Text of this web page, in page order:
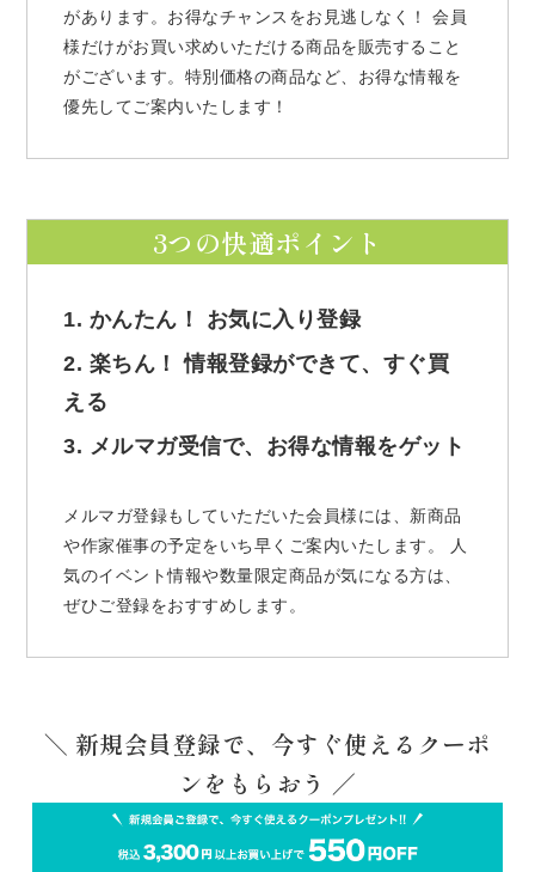
があります。お得なチャンスをお見逃しなく！ 会員
様だけがお買い求めいただける商品を販売すること
がございます。特別価格の商品など、お得な情報を
優先してご案内いたします！
3つの快適ポイント
1. かんたん！ お気に入り登録
2. 楽ちん！ 情報登録ができて、すぐ買
える
3. メルマガ受信で、お得な情報をゲット
メルマガ登録もしていただいた会員様には、新商品
や作家催事の予定をいち早くご案内いたします。 人
気のイベント情報や数量限定商品が気になる方は、
ぜひご登録をおすすめします。
＼ 新規会員登録で、今すぐ使えるクーポ
ンをもらおう ／